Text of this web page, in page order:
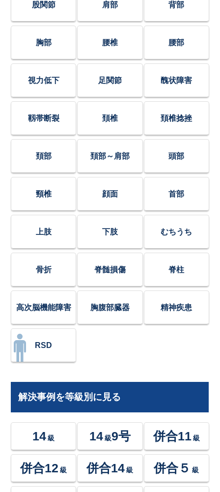
股関節 肩部 背部
胸部 腰椎 腰部
視力低下 足関節 醜状障害
靱帯断裂 頚椎 頚椎捻挫
頚部 頚部～肩部 頭部
頸椎 顔面 首部
上肢 下肢 むちうち
骨折 脊髄損傷 脊柱
高次脳機能障害 胸腹部臓器 精神疾患
RSD
解決事例を等級別に見る
14 級 14級9号 併合11 級
併合12 級 併合14 級 併合５ 級